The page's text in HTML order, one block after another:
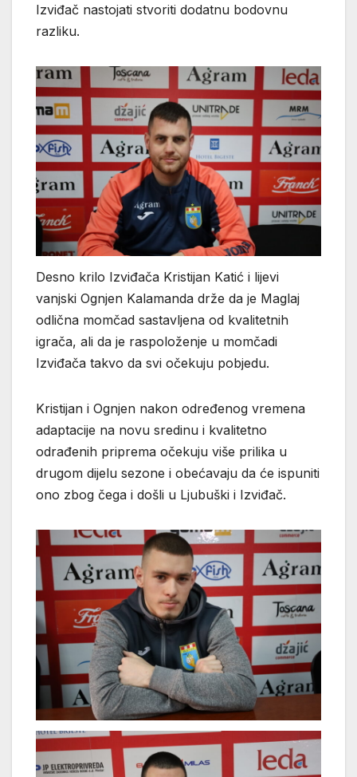
Izviđač nastojati stvoriti dodatnu bodovnu
razliku.
Desno krilo Izviđača Kristijan Katić i lijevi
vanjski Ognjen Kalamanda drže da je Maglaj
odlična momčad sastavljena od kvalitetnih
igrača, ali da je raspoloženje u momčadi
Izviđača takvo da svi očekuju pobjedu.
Kristijan i Ognjen nakon određenog vremena
adaptacije na novu sredinu i kvalitetno
odrađenih priprema očekuju više prilika u
drugom dijelu sezone i obećavaju da će ispuniti
ono zbog čega i došli u Ljubuški i Izviđač.